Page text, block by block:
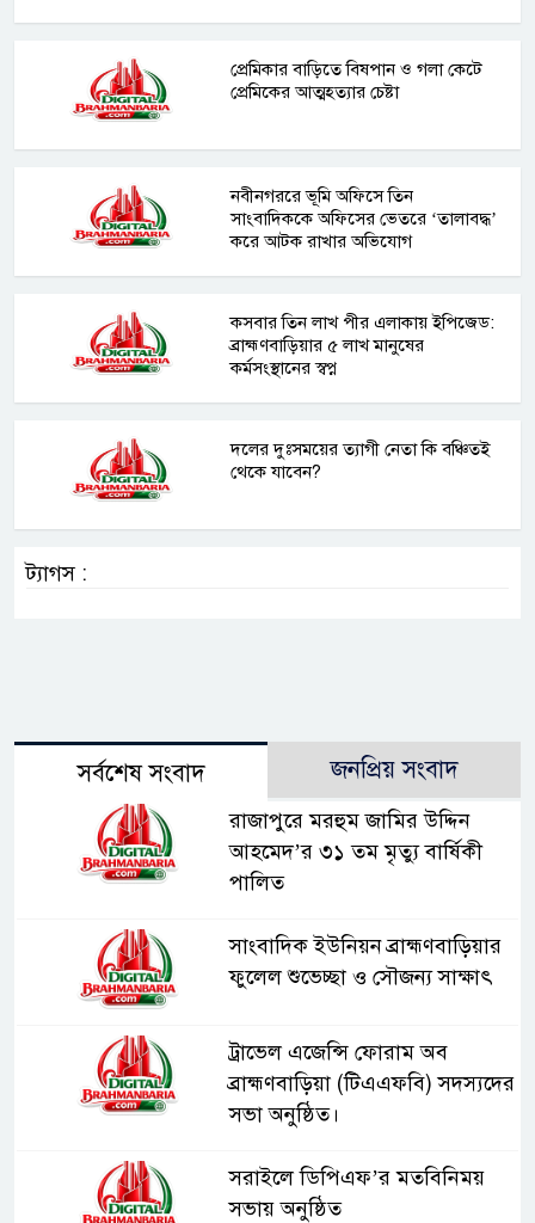
প্রেমিকার বাড়িতে বিষপান ও গলা কেটে
প্রেমিকের আত্মহত্যার চেষ্টা
নবীনগররে ভূমি অফিসে তিন
সাংবাদিককে অফিসের ভেতরে ‘তালাবদ্ধ’
করে আটক রাখার অভিযোগ
কসবার তিন লাখ পীর এলাকায় ইপিজেড:
ব্রাহ্মণবাড়িয়ার ৫ লাখ মানুষের
কর্মসংস্থানের স্বপ্ন
দলের দুঃসময়ের ত্যাগী নেতা কি বঞ্চিতই
থেকে যাবেন?
ট্যাগস :
সর্বশেষ সংবাদ জনপ্রিয় সংবাদ
রাজাপুরে মরহুম জামির উদ্দিন
আহমেদ’র ৩১ তম মৃত্যু বার্ষিকী
পালিত
সাংবাদিক ইউনিয়ন ব্রাহ্মণবাড়িয়ার
ফুলেল শুভেচ্ছা ও সৌজন্য সাক্ষাৎ
ট্রাভেল এজেন্সি ফোরাম অব
ব্রাহ্মণবাড়িয়া (টিএএফবি) সদস্যদের
সভা অনুষ্ঠিত।
সরাইলে ডিপিএফ’র মতবিনিময়
সভায় অনুষ্ঠিত